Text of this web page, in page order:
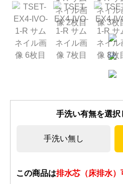
手洗い有無を選択
手洗い無し
この商品は排水芯（床排水）